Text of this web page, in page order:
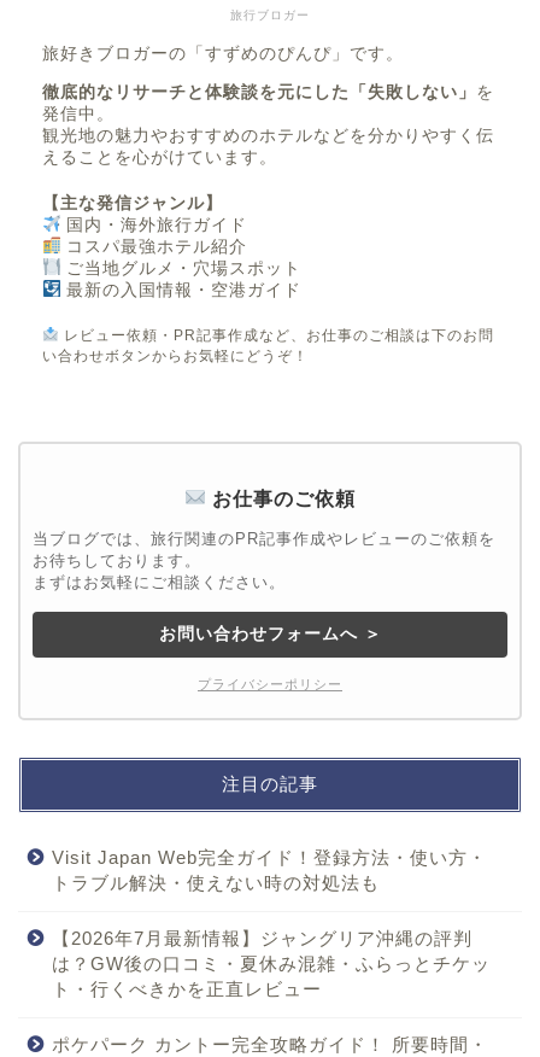
旅行ブロガー
旅好きブロガーの「すずめのぴんぴ」です。
徹底的なリサーチと体験談を元にした「失敗しない」 を
発信中。
観光地の魅力やおすすめのホテルなどを分かりやすく伝
えることを心がけています。
【主な発信ジャンル】
国内・海外旅行ガイド
コスパ最強ホテル紹介
ご当地グルメ・穴場スポット
最新の入国情報・空港ガイド
レビュー依頼・PR記事作成など、お仕事のご相談は下のお問
い合わせボタンからお気軽にどうぞ！
お仕事のご依頼
当ブログでは、旅行関連のPR記事作成やレビューのご依頼を
お待ちしております。
まずはお気軽にご相談ください。
お問い合わせフォームへ ＞
プライバシーポリシー
注目の記事
Visit Japan Web完全ガイド！登録方法・使い方・
トラブル解決・使えない時の対処法も
【2026年7月最新情報】ジャングリア沖縄の評判
は？GW後の口コミ・夏休み混雑・ふらっとチケッ
ト・行くべきかを正直レビュー
ポケパーク カントー完全攻略ガイド！ 所要時間・